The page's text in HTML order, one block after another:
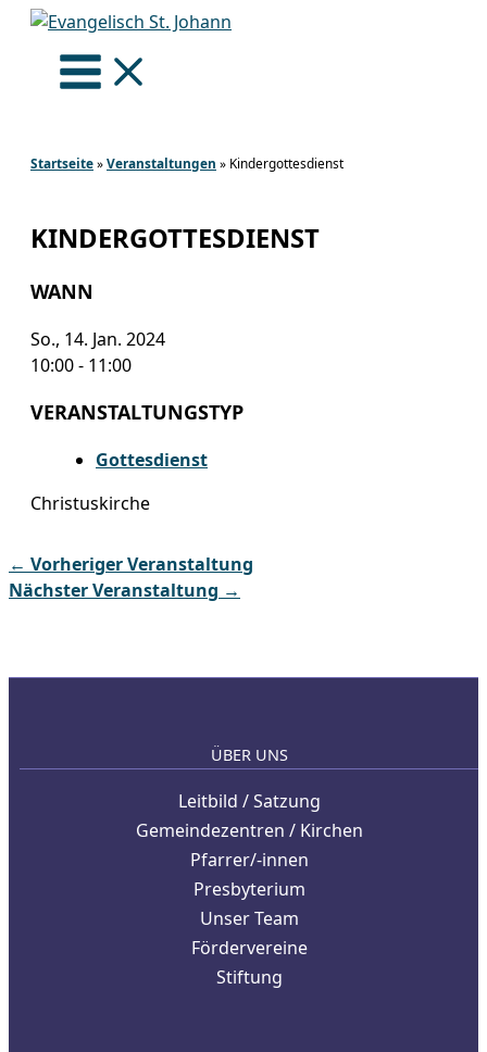
Zum
springen
Startseite»Veranstaltungen » Kindergottesdienst
KINDERGOTTESDIENST
WANN
So., 14. Jan. 2024
10:00 - 11:00
VERANSTALTUNGSTYP
Gottesdienst
Christuskirche
← Vorheriger Veranstaltung
Nächster Veranstaltung →
ÜBER UNS
Leitbild / Satzung
Gemeindezentren / Kirchen
Pfarrer/-innen
Presbyterium
Unser Team
Fördervereine
Stiftung